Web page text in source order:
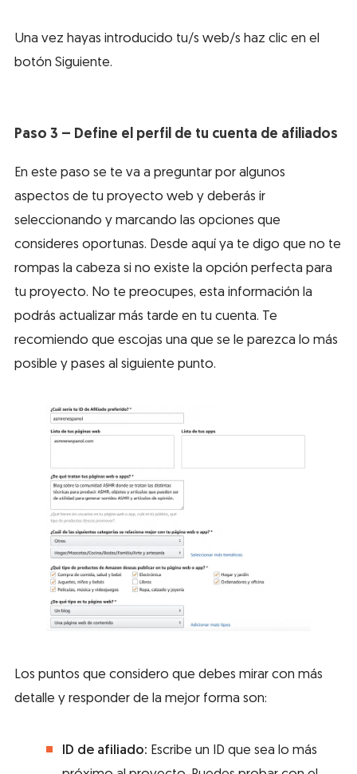
Una vez hayas introducido tu/s web/s haz clic en el
botón Siguiente.
Paso 3 – Define el perfil de tu cuenta de afiliados
En este paso se te va a preguntar por algunos
aspectos de tu proyecto web y deberás ir
seleccionando y marcando las opciones que
consideres oportunas. Desde aquí ya te digo que no te
rompas la cabeza si no existe la opción perfecta para
tu proyecto. No te preocupes, esta información la
podrás actualizar más tarde en tu cuenta. Te
recomiendo que escojas una que se le parezca lo más
posible y pases al siguiente punto.
Los puntos que considero que debes mirar con más
detalle y responder de la mejor forma son:
ID de afiliado: Escribe un ID que sea lo más